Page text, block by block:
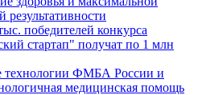
результативности
победителей конкурса
стартап" получат по 1 млн
технологии ФМБА России и
медицинская помощь